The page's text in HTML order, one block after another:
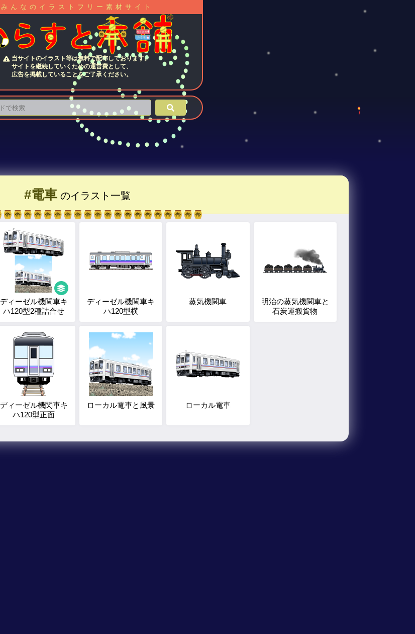
みんなのイラストフリー素材サイト
当サイトのイラスト等は無料で配布しております。
サイトを継続していくための運営費として、
広告を掲載していることをご了承ください。
#電車 のイラスト一覧
ディーゼル機関車キ
ハ120型2種詰合せ
ディーゼル機関車キ
ハ120型横
蒸気機関車
明治の蒸気機関車と
石炭運搬貨物
ディーゼル機関車キ
ハ120型正面
ローカル電車と風景 ローカル電車